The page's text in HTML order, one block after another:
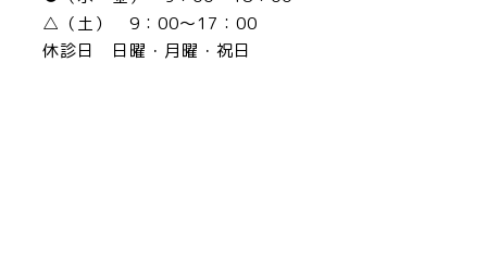
△（土） 9：00～17：00
休診日 日曜・月曜・祝日